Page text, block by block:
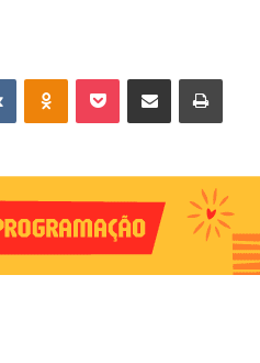
VK OK